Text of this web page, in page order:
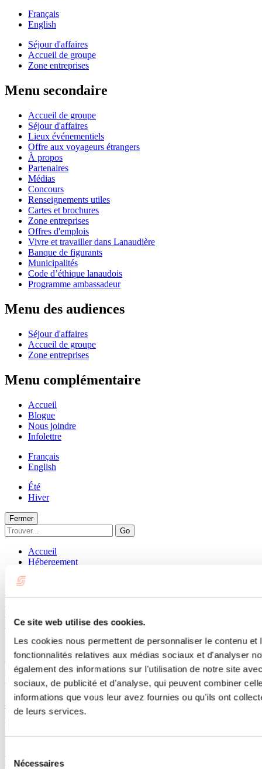
Ce site web utilise des cookies.
Les cookies nous permettent de personnaliser le contenu
fonctionnalités relatives aux médias sociaux et d'analyser
également des informations sur l'utilisation de notre site
sociaux, de publicité et d'analyse, qui peuvent combiner
informations que vous leur avez fournies ou qu'ils ont
de leurs services.
du Nécessaires
Français
English
Séjour d'affaires
Accueil de groupe
Zone entreprises
Menu secondaire
Accueil de groupe
Séjour d'affaires
Lieux événementiels
Offre aux voyageurs étrangers
À propos
Partenaires
Médias
Concours
Renseignements utiles
Cartes et brochures
Zone entreprises
Offres d'emplois
Vivre et travailler dans Lanaudière
Banque de figurants
Municipalités
Code d’éthique lanaudois
Programme ambassadeur
Menu des audiences
Séjour d'affaires
Accueil de groupe
Zone entreprises
Menu complémentaire
Accueil
Blogue
Nous joindre
Infolettre
Français
English
Été
Hiver
Fermer
Go
Accueil
Hébergement
LE CHALET AU BORD DE
L'EAU
Saint-Côme
Chalets
LE CHALET AU BORD DE L'EAU
601 rue Marie
Saint-Côme, QC J0K2B0
450 540-7911
No d'enregistrement297592
Besoin d'information?
1 800 363-2788
Menu pied de page